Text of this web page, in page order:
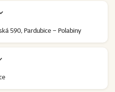
590, Pardubice – Polabiny